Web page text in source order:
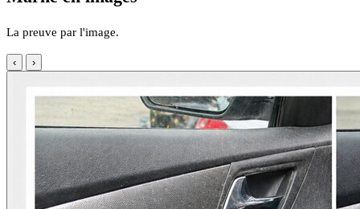
La preuve par l'image.
‹ ›